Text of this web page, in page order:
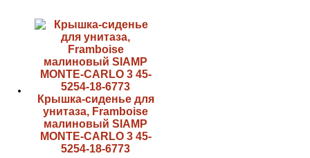
Крышка-сиденье для
унитаза, Framboise
малиновый SIAMP
MONTE-CARLO 3 45-
5254-18-6773